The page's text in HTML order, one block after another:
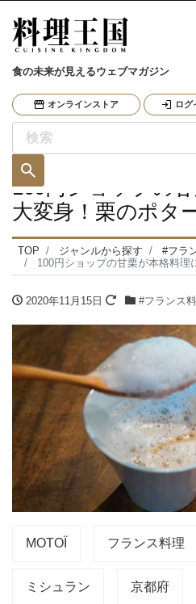
食の未来が見えるウェブマガジン
オンラインストア ログ
100円ショップの甘
大変身！栗のポタ
TOP ジャンルから探す
#フラ
100円ショップの甘栗が本格料理に
2020年11月15日 #フランス
MOTOÏ フランス料理
ミシュラン 京都府